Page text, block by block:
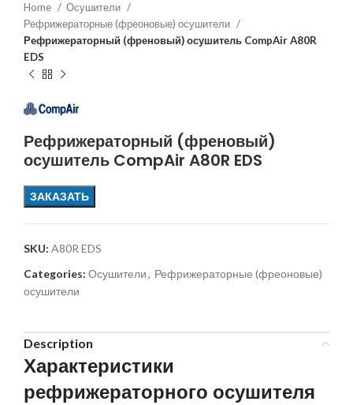
Home
Осушители
Рефрижераторные (фреоновые) осушители
Рефрижераторный (френовый) осушитель CompAir A80R
EDS
Рефрижераторный (френовый)
осушитель CompAir A80R EDS
ЗАКАЗАТЬ
SKU: A80R EDS
Categories: Осушители, Рефрижераторные (фреоновые)
осушители
Description
Характеристики
рефрижераторного осушителя